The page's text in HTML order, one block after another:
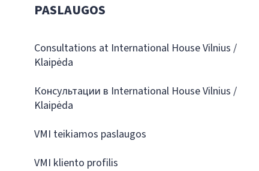
PASLAUGOS
Consultations at International House Vilnius /
Klaipėda
Консультации в International House Vilnius /
Klaipėda
VMI teikiamos paslaugos
VMI kliento profilis